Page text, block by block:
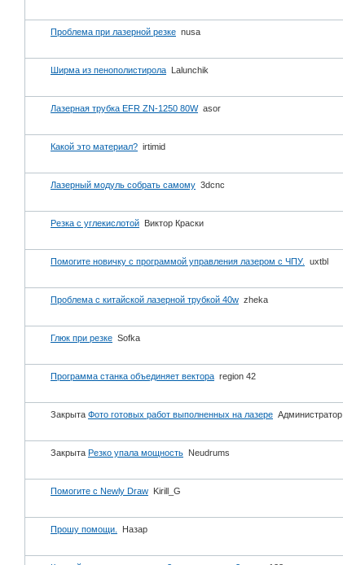
Проблема при лазерной резке nusa
Ширма из пенополистирола Lalunchik
Лазерная трубка EFR ZN-1250 80W asor
Какой это материал? irtimid
Лазерный модуль собрать самому 3dcnc
Резка с углекислотой Виктор Краски
Помогите новичку с программой управления лазером с ЧПУ. uxtbl
Проблема с китайской лазерной трубкой 40w zheka
Глюк при резке Sofka
Программа станка объединяет вектора region 42
Закрыта Фото готовых работ выполненных на лазере Администратор
Закрыта Резко упала мощность Neudrums
Помогите с Newly Draw Kirill_G
Прошу помощи. Назар